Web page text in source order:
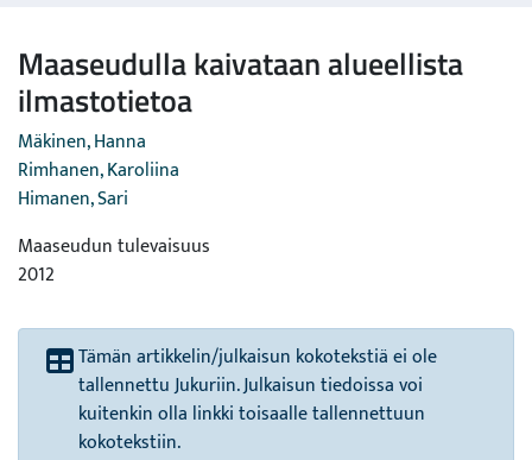
Maaseudulla kaivataan alueellista
ilmastotietoa
Mäkinen, Hanna
Rimhanen, Karoliina
Himanen, Sari
Maaseudun tulevaisuus
2012
Tämän artikkelin/julkaisun kokotekstiä ei ole
tallennettu Jukuriin. Julkaisun tiedoissa voi
kuitenkin olla linkki toisaalle tallennettuun
kokotekstiin.